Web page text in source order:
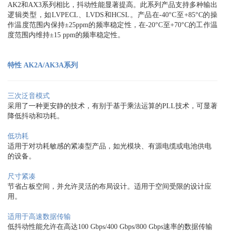
AK2和AX3系列相比，抖动性能显著提高。此系列产品支持多种输出
逻辑类型，如LVPECL、LVDS和HCSL。产品在-40°C至+85°C的操
作温度范围内保持±25ppm的频率稳定性，在-20°C至+70°C的工作温
度范围内维持±15 ppm的频率稳定性。
特性 AK2A/AK3A系列
三次泛音模式
采用了一种更安静的技术，有别于基于乘法运算的PLL技术，可显著
降低抖动和功耗。
低功耗
适用于对功耗敏感的紧凑型产品，如光模块、有源电缆或电池供电
的设备。
尺寸紧凑
节省占板空间，并允许灵活的布局设计。适用于空间受限的设计应
用。
适用于高速数据传输
低抖动性能允许在高达100 Gbps/400 Gbps/800 Gbps速率的数据传输